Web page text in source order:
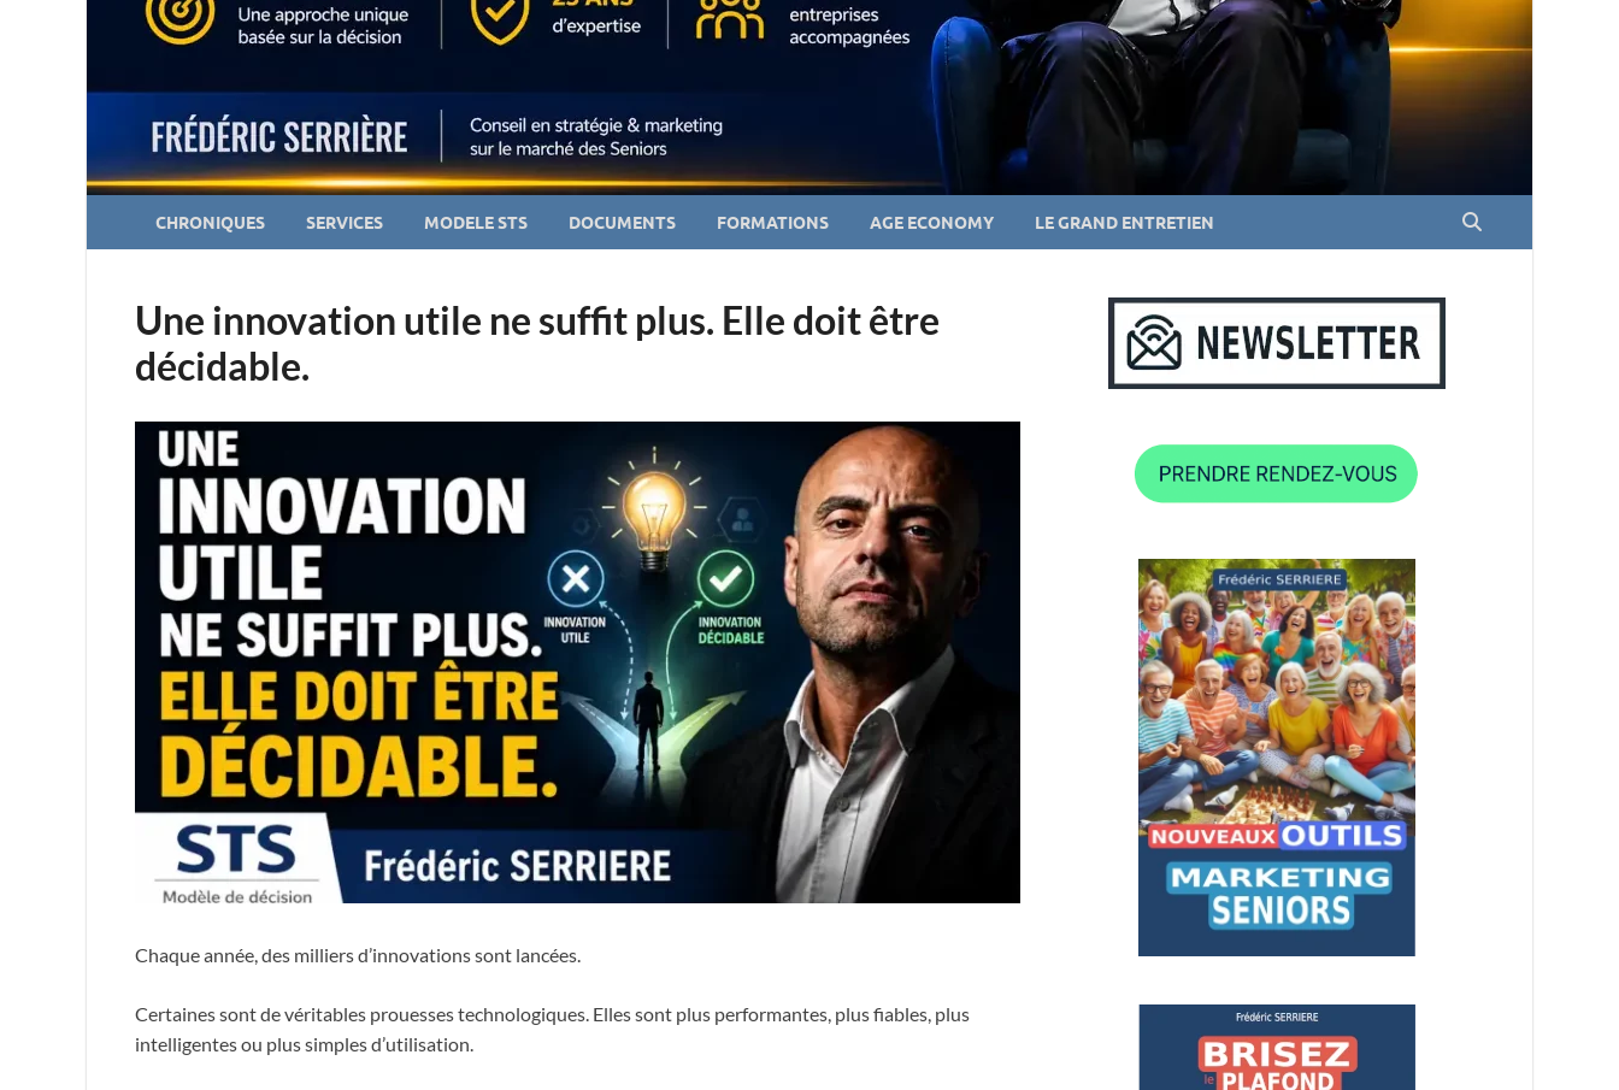
CHRONIQUES SERVICES MODELE STS DOCUMENTS FORMATIONS AGE ECONOMY LE GRAND ENTRETIEN
Une innovation utile ne suffit plus. Elle doit être
décidable.
Chaque année, des milliers d’innovations sont lancées.
Certaines sont de véritables prouesses technologiques. Elles sont plus performantes, plus fiables, plus
intelligentes ou plus simples d’utilisation.